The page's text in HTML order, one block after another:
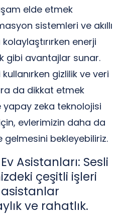
elde etmek
sistemleri ve akıllı
enerji
gibi avantajlar sunar.
gizlilik ve veri
da dikkat etmek
zeka teknolojisi
evlerimizin daha da
gelmesini bekleyebiliriz.
Asistanları: Sesli
çeşitli işleri
asistanlar
ve rahatlık.